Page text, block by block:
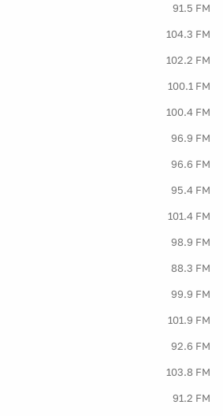
91.5 FM
104.3 FM
102.2 FM
100.1 FM
100.4 FM
96.9 FM
96.6 FM
95.4 FM
101.4 FM
98.9 FM
88.3 FM
99.9 FM
101.9 FM
92.6 FM
103.8 FM
91.2 FM